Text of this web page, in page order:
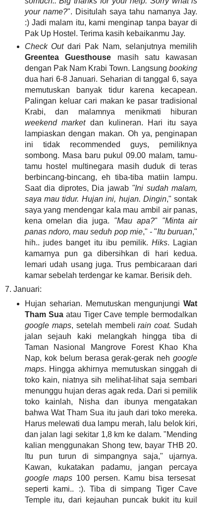
your name?". Disitulah saya tahu namanya Jay.
:) Jadi malam itu, kami menginap tanpa bayar di
Pak Up Hostel. Terima kasih kebaikanmu Jay.
Check Outdari Pak Nam, selanjutnya memilih
Greentea Guesthouse masih satu kawasan
dengan Pak Nam Krabi Town. Langsungbooking
dua hari 6-8 Januari. Seharian di tanggal 6, saya
memutuskan banyak tidur karena kecapean.
Palingan keluar cari makan ke pasar tradisional
Krabi, dan malamnya menikmati hiburan
weekend marketdan kulineran. Hari itu saya
lampiaskan dengan makan. Oh ya, penginapan
ini tidak recommended guys, pemiliknya
sombong. Masa baru pukul 09.00 malam, tamu-
tamu hostel multinegara masih duduk di teras
berbincang-bincang, eh tiba-tiba matiin lampu.
Saat dia diprotes, Dia jawab "Ini sudah malam,
saya mau tidur. Hujan ini, hujan. Dingin," sontak
saya yang mendengar kala mau ambil air panas,
kena omelan dia juga. "Mau apa?" "Minta air
panas ndoro, mau seduh pop mie," - "Itu buruan,"
hih.. judes banget itu ibu pemilik.Hiks. Lagian
kamarnya pun ga dibersihkan di hari kedua.
lemari udah usang juga. Trus pembicaraan dari
kamar sebelah terdengar ke kamar. Berisik deh.
7. Januari:
Hujan seharian. Memutuskan mengunjungiWat
Tham Suaatau Tiger Cave temple bermodalkan
google maps, setelah membeli rain coat. Sudah
jalan sejauh kaki melangkah hingga tiba di
Taman Nasional Mangrove Forest Khao Kha
Nap, kok belum berasa gerak-gerak nehgoogle
maps. Hingga akhirnya memutuskan singgah di
toko kain, niatnya sih melihat-lihat saja sembari
menunggu hujan deras agak reda. Dari si pemilik
toko kainlah, Nisha dan ibunya mengatakan
bahwa Wat Tham Sua itu jauh dari toko mereka.
Harus melewati dua lampu merah, lalu belok kiri,
dan jalan lagi sekitar 1,8 km ke dalam. "Mending
kalian menggunakan Shong tew, bayar THB 20.
Itu pun turun di simpangnya saja," ujarnya.
Kawan, kukatakan padamu, jangan percaya
google maps100 persen. Kamu bisa tersesat
seperti kami.. :). Tiba di simpang Tiger Cave
Temple itu, dari kejauhan puncak bukit itu kuil